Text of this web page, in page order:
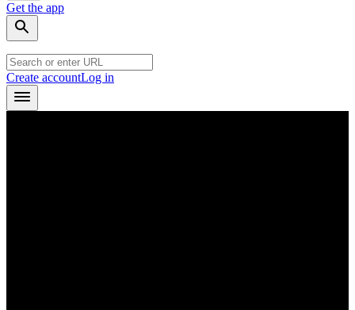
Get the app
Create accountLog in